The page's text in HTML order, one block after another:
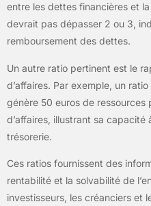
entre les dettes financières et
devrait pas dépasser 2 ou 3,
remboursement des dettes.
Un autre ratio pertinent est le
d’affaires. Par exemple, un
génère 50 euros de ressources
d’affaires, illustrant sa
trésorerie.
Ces ratios fournissent des
rentabilité et la solvabilité de
investisseurs, les créanciers et